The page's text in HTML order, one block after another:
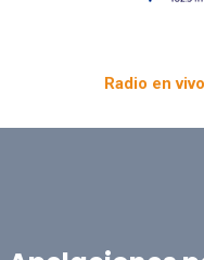
Radio en vivo